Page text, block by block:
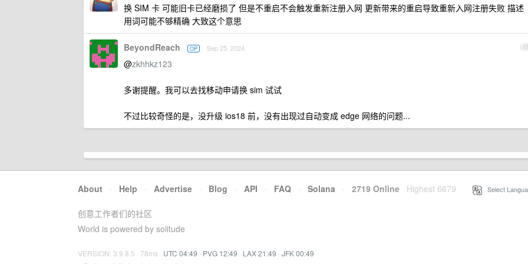
换 SIM 卡 可能旧卡已经磨损了 但是不重启不会触发重新注册入网 更新带来的重启导致重新入网注册失败 描述
用词可能不够精确 大致这个意思
15
BeyondReach OP Sep 25, 2024
@zkhhkz123
多谢提醒。我可以去找移动申请换 sim 试试
不过比较奇怪的是，没升级 ios18 前，没有出现过自动变成 edge 网络的问题...
About · Help · Advertise · Blog · API · FAQ · Solana · 2719 Online Highest 6679 Select
创意工作者们的社区
World is powered by solitude
VERSION: 3.9.8.5 · 78ms · UTC 04:49 · PVG 12:49 · LAX 21:49 · JFK 00:49